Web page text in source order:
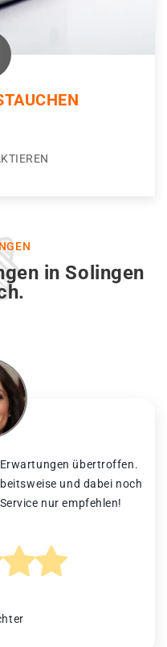
in Solingen
übertroffen.
und dabei noch
nur empfehlen!